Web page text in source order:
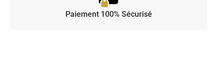
Paiement 100% Sécurisé